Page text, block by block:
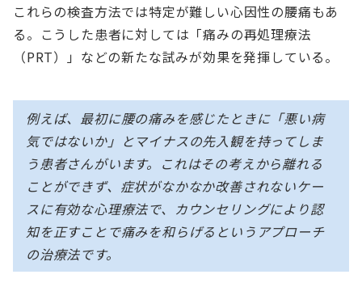
これらの検査方法では特定が難しい心因性の腰痛もあ
る。こうした患者に対しては「痛みの再処理療法
（PRT）」などの新たな試みが効果を発揮している。
例えば、最初に腰の痛みを感じたときに「悪い病
気ではないか」とマイナスの先入観を持ってしま
う患者さんがいます。これはその考えから離れる
ことができず、症状がなかなか改善されないケー
スに有効な心理療法で、カウンセリングにより認
知を正すことで痛みを和らげるというアプローチ
の治療法です。